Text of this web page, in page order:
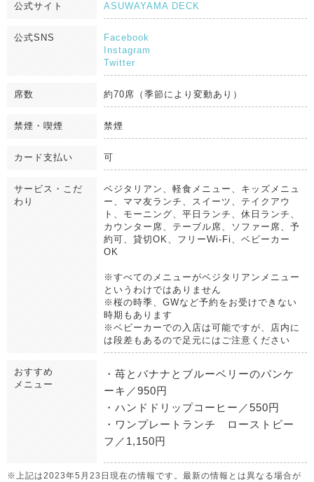
公式サイト ASUWAYAMA DECK
公式SNS
Facebook
Instagram
Twitter
席数 約70席（季節により変動あり）
禁煙・喫煙 禁煙
カード支払い 可
サービス・こだ
わり
ベジタリアン、軽食メニュー、キッズメニュ
ー、ママ友ランチ、スイーツ、テイクアウ
ト、モーニング、平日ランチ、休日ランチ、
カウンター席、テーブル席、ソファー席、予
約可、貸切OK、フリーWi-Fi、ベビーカー
OK
※すべてのメニューがベジタリアンメニュー
というわけではありません
※桜の時季、GWなど予約をお受けできない
時期もあります
※ベビーカーでの入店は可能ですが、店内に
は段差もあるので足元にはご注意ください
おすすめ
メニュー
・苺とバナナとブルーベリーのパンケ
ーキ／950円
・ハンドドリップコーヒー／550円
・ワンプレートランチ ローストビー
フ／1,150円
※上記は2023年5月23日現在の情報です。最新の情報とは異なる場合が